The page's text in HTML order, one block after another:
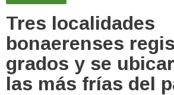
Tres localidades
bonaerenses
grados y se
las más frías del